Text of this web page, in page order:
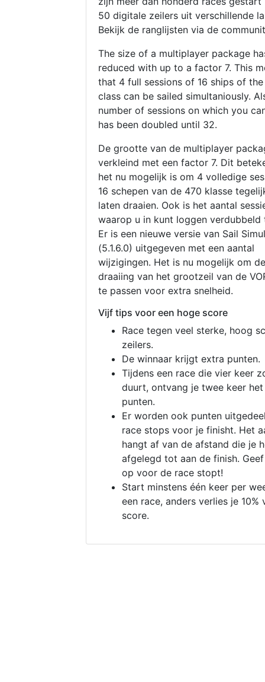
50 digitale zeilers uit verschillende
Bekijk de ranglijsten via de
The size of a multiplayer package
reduced with up to a factor 7. This
that 4 full sessions of 16 ships of
class can be sailed simultaniously.
number of sessions on which you
has been doubled until 32.
De grootte van de multiplayer
verkleind met een factor 7. Dit
het nu mogelijk is om 4 volledige
16 schepen van de 470 klasse
laten draaien. Ook is het aantal
waarop u in kunt loggen verdubbeld
Er is een nieuwe versie van Sail
(5.1.6.0) uitgegeven met een aantal
wijzigingen. Het is nu mogelijk om de
draaiing van het grootzeil van de
te passen voor extra snelheid.
Vijf tips voor een hoge score
Race tegen veel sterke, hoog
zeilers.
De winnaar krijgt extra punten.
Tijdens een race die vier keer
duurt, ontvang je twee keer
punten.
Er worden ook punten
race stops voor je finisht. Het
hangt af van de afstand die je
afgelegd tot aan de finish.
op voor de race stopt!
Start minstens één keer per
een race, anders verlies je 10%
score.